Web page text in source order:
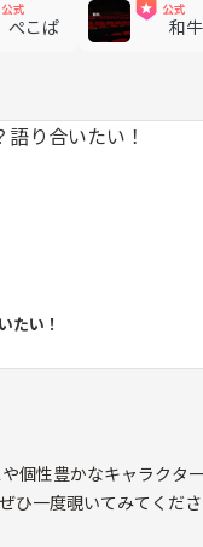
ぺこぱ 和牛
たい！
個性豊かなキャラク
ひ一度覗いてみてくだ